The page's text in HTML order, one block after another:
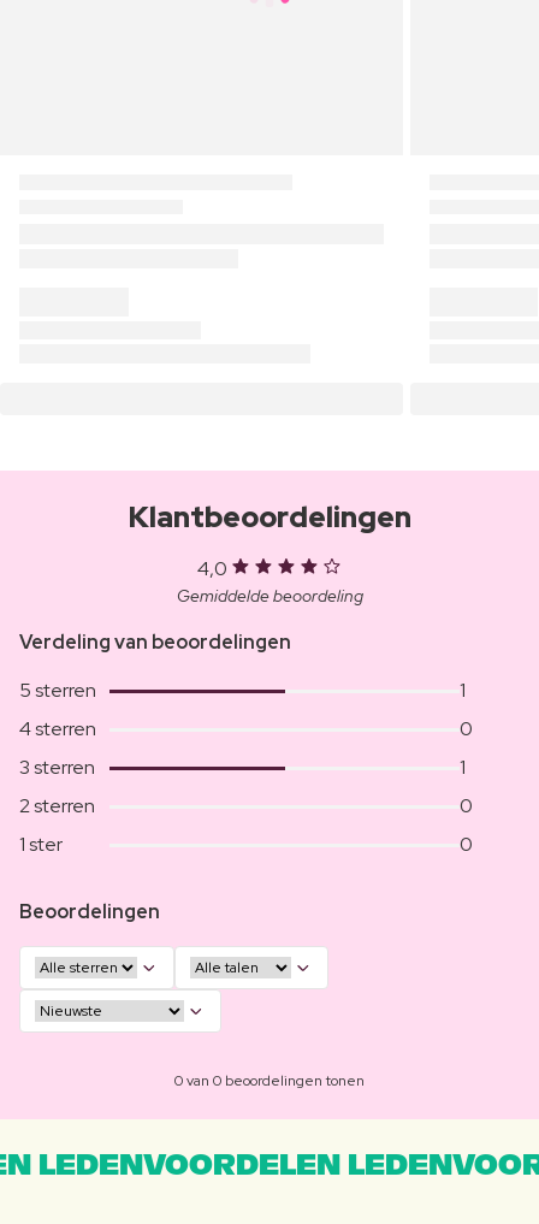
Klantbeoordelingen
4,0
Gemiddelde beoordeling
Verdeling van beoordelingen
5 sterren
1
4 sterren
0
3 sterren
1
2 sterren
0
1 ster
0
Beoordelingen
0 van 0 beoordelingen tonen
LEDENVOORDELEN